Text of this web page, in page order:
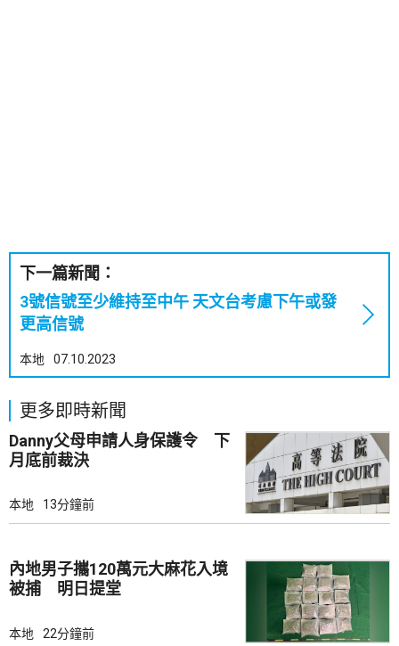
下一篇新聞：
3號信號至少維持至中午 天文台考慮下午或發
更高信號
本地 07.10.2023
更多即時新聞
Danny父母申請人身保護令 下
月底前裁決
本地 13分鐘前
內地男子攜120萬元大麻花入境
被捕 明日提堂
本地 22分鐘前